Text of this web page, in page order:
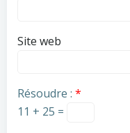
Site web
Résoudre : *
11 + 25 =